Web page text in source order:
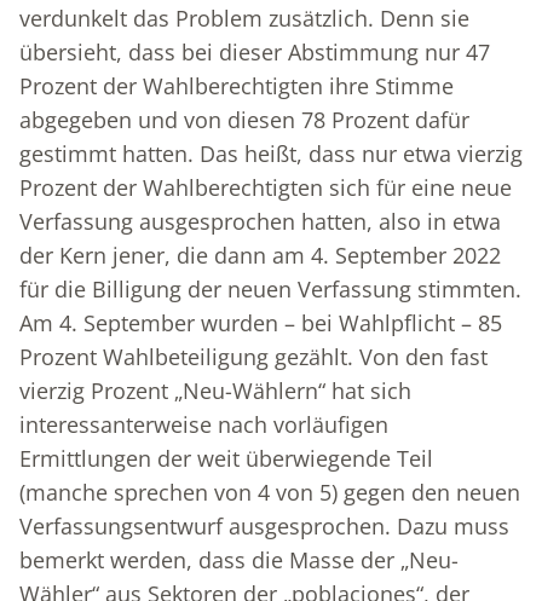
verdunkelt das Problem zusätzlich. Denn sie
übersieht, dass bei dieser Abstimmung nur 47
Prozent der Wahlberechtigten ihre Stimme
abgegeben und von diesen 78 Prozent dafür
gestimmt hatten. Das heißt, dass nur etwa vierzig
Prozent der Wahlberechtigten sich für eine neue
Verfassung ausgesprochen hatten, also in etwa
der Kern jener, die dann am 4. September 2022
für die Billigung der neuen Verfassung stimmten.
Am 4. September wurden – bei Wahlpflicht – 85
Prozent Wahlbeteiligung gezählt. Von den fast
vierzig Prozent „Neu-Wählern“ hat sich
interessanterweise nach vorläufigen
Ermittlungen der weit überwiegende Teil
(manche sprechen von 4 von 5) gegen den neuen
Verfassungsentwurf ausgesprochen. Dazu muss
bemerkt werden, dass die Masse der „Neu-
Wähler“ aus Sektoren der „poblaciones“, der